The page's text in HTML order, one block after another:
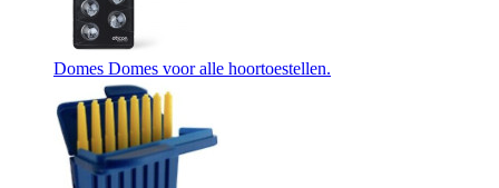
Domes Domes voor alle hoortoestellen.